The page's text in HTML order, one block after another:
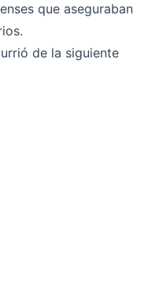
que aseguraban
de la siguiente